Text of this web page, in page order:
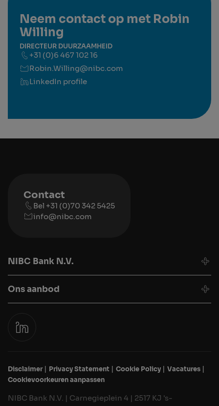
Neem contact op met Robin
Willing
DIRECTEUR DUURZAAMHEID
+31 (0)6 467 102 16
Robin.Willing@nibc.com
LinkedIn profile
Contact
Bel +31 (0)70 342 5425
info@nibc.com
NIBC Bank N.V.
Ons aanbod
Disclaimer Privacy Statement Cookie Policy
Vacatures
Cookievoorkeuren aanpassen
NIBC Bank N.V. | Carnegieplein 4 | 2517 KJ 's-